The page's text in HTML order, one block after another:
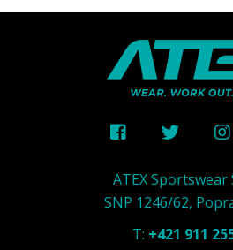
ATEX Sportswear
SNP 1246/62,
T: +421 911